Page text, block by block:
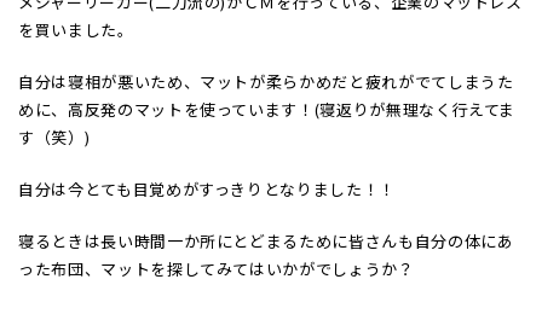
を買いました。
自分は寝相が悪いため、マットが柔らかめだと疲れがでてしまうた
めに、高反発のマットを使っています！(寝返りが無理なく行えてま
す（笑）)
自分は今とても目覚めがすっきりとなりました！！
寝るときは長い時間一か所にとどまるために皆さんも自分の体にあ
った布団、マットを探してみてはいかがでしょうか？